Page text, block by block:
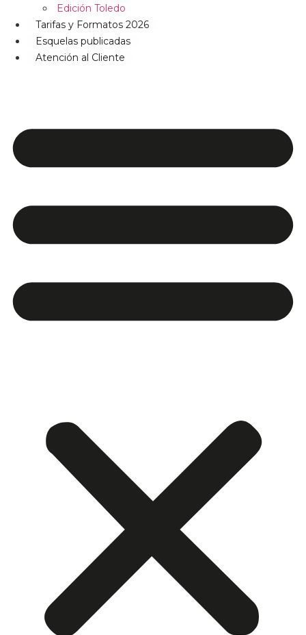
Edición Toledo
Tarifas y Formatos 2026
Esquelas publicadas
Atención al Cliente